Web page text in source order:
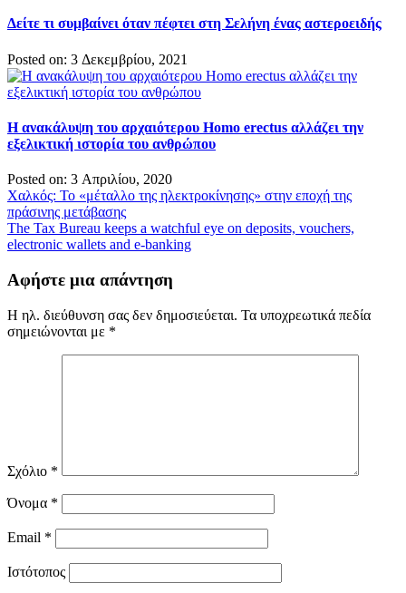
Δείτε τι συμβαίνει όταν πέφτει στη Σελήνη ένας αστεροειδής
Posted on: 3 Δεκεμβρίου, 2021
Η ανακάλυψη του αρχαιότερου Homo erectus αλλάζει την
εξελικτική ιστορία του ανθρώπου
Posted on: 3 Απριλίου, 2020
Πλοήγηση
άρθρων
Χαλκός: Το «μέταλλο της ηλεκτροκίνησης» στην εποχή της
πράσινης μετάβασης
The Tax Bureau keeps a watchful eye on deposits, vouchers,
electronic wallets and e-banking
Αφήστε μια απάντηση
Η ηλ. διεύθυνση σας δεν δημοσιεύεται. Τα υποχρεωτικά πεδία
σημειώνονται με *
Σχόλιο *
Όνομα *
Email *
Ιστότοπος